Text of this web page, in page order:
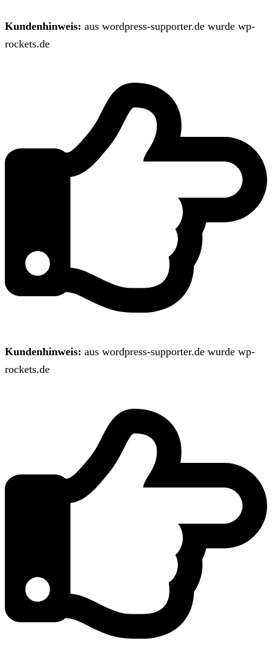
Kundenhinweis: aus wordpress-supporter.de wurde wp-
rockets.de
Kundenhinweis: aus wordpress-supporter.de wurde wp-
rockets.de